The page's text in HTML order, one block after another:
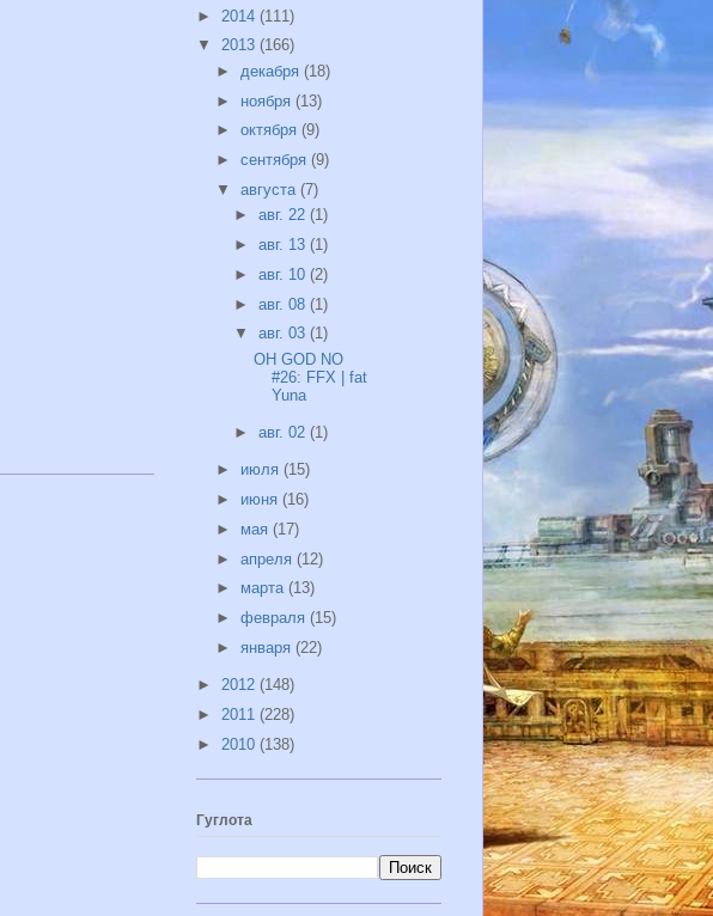
► 2014 (111)
▼ 2013 (166)
► декабря (18)
► ноября (13)
► октября (9)
► сентября (9)
▼ августа (7)
►авг. 22(1)
►авг. 13(1)
►авг. 10(2)
►авг. 08(1)
▼авг. 03(1)
OH GOD NO
#26: FFX | fat
Yuna
►авг. 02(1)
► июля (15)
► июня (16)
► мая (17)
► апреля (12)
► марта (13)
► февраля (15)
► января (22)
► 2012 (148)
► 2011 (228)
► 2010 (138)
Гуглота